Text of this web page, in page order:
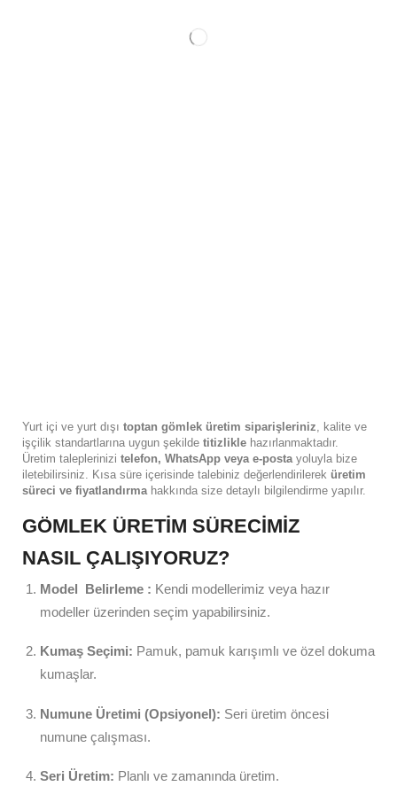
Yurt içi ve yurt dışı toptan gömlek üretim siparişleriniz , kalite ve
işçilik standartlarına uygun şekilde titizlikle hazırlanmaktadır.
Üretim taleplerinizi telefon, WhatsApp veya e-posta yoluyla bize
iletebilirsiniz. Kısa süre içerisinde talebiniz değerlendirilerek üretim
süreci ve fiyatlandırma hakkında size detaylı bilgilendirme yapılır.
GÖMLEK ÜRETIM SÜRECIMIZ
NASIL ÇALIŞIYORUZ?
Model Belirleme : Kendi modellerimiz veya hazır
modeller üzerinden seçim yapabilirsiniz.
Kumaş Seçimi: Pamuk, pamuk karışımlı ve özel dokuma
kumaşlar.
Numune Üretimi (Opsiyonel): Seri üretim öncesi
numune çalışması.
Seri Üretim: Planlı ve zamanında üretim.